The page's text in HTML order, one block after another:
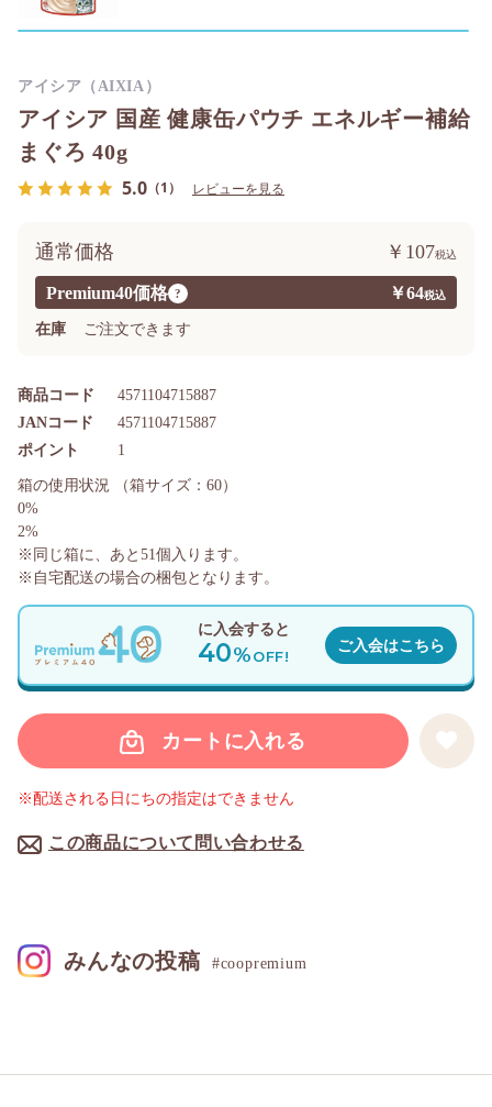
アイシア 国産 健康缶パウチ エネルギー補給
まぐろ 40g
5.0 （1） レビューを見る
Premium40価格 ? ￥64
通常価格 ￥107
在庫 ご注文できます
商品コード 4571104715887
ポイント 1
JANコード 4571104715887
カートに入れる
この商品について問い合わせる
アイシア（AIXIA）
※配送される日にちの指定はできません
に入会すると
40%OFF!
ご入会はこちら
箱の使用状況
（箱サイズ：60）
0%
2%
※同じ箱に、あと 51個入ります。
※自宅配送の場合の梱包となります。
みんなの投稿 #coopremium